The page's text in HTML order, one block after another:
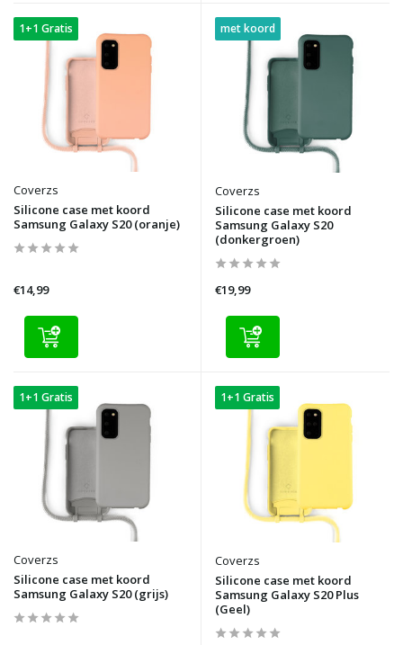
1+1 Gratis
Coverzs
Silicone case met koord
Samsung Galaxy S20 (oranje)
€14,99
met koord
Coverzs
Silicone case met koord
Samsung Galaxy S20
(donkergroen)
€19,99
1+1 Gratis
Coverzs
Silicone case met koord
Samsung Galaxy S20 (grijs)
1+1 Gratis
Coverzs
Silicone case met koord
Samsung Galaxy S20 Plus
(Geel)